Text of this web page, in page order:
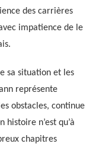
des carrières
impatience de le
sa situation et les
représente
obstacles, continue
histoire n’est qu’à
chapitres